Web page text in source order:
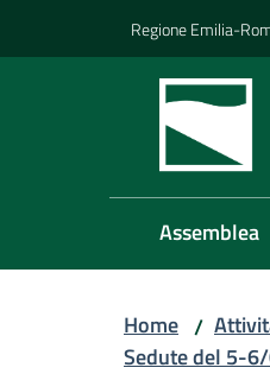
Regione Emilia-
Assemblea
Home /
Sedute del 5-